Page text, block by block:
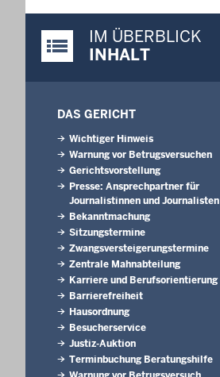
Justiz-Portal im Überblick:
IM ÜBERBLICK
INHALT
DAS GERICHT
Wichtiger Hinweis
Warnung vor Betrugsversuchen
Gerichtsvorstellung
Presse: Ansprechpartner für
Journalistinnen und Journalisten
Bekanntmachung
Sitzungstermine
Zwangsversteigerungs­termine
Zentrale Mahnabteilung
Karriere und Berufsorientierung
Barrierefreiheit
Hausordnung
Besucherservice
Justiz-Auktion
Terminbuchung Beratungshilfe